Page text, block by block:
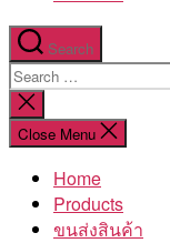
Search
Search
for:
Close
search
Close Menu
Home
Products
ขนส่งสินค้า